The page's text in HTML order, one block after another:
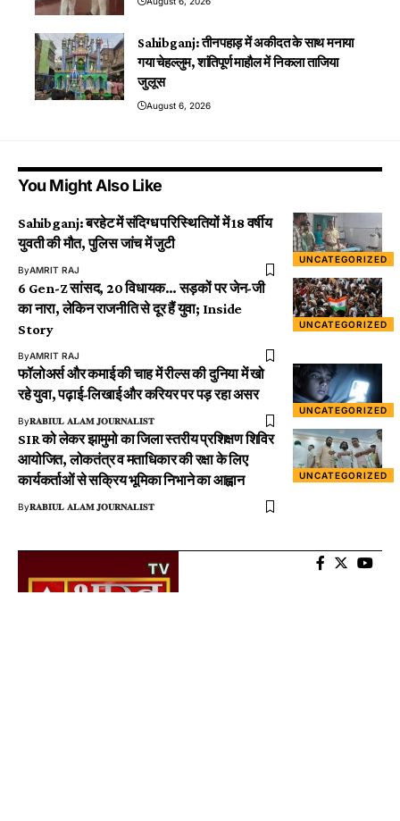
पुलिस ने गुम हुए दो मोबाइल लौटाए
August 6, 2026
Sahibganj: तीनपहाड़ में अकीदत के साथ मनाया
August 6, 2026
You Might Also Like
UNCATEGORIZED
Sahibganj: बरहेट में संदिग्ध परिस्थितियों में 18 वर्षीय
युवती की मौत, पुलिस जांच में जुटी
ByAMRIT RAJ
UNCATEGORIZED
6 Gen-Z सांसद, 20 विधायक… सड़कों पर जेन-जी
का नारा, लेकिन राजनीति से दूर हैं युवा; Inside
Story
ByAMRIT RAJ
UNCATEGORIZED
फॉलोअर्स और कमाई की चाह में रील्स की दुनिया में खो
रहे युवा, पढ़ाई-लिखाई और करियर पर पड़ रहा असर
By𝐑𝐀𝐁𝐈𝐔𝐋 𝐀𝐋𝐀𝐌 𝐉𝐎𝐔𝐑𝐍𝐀𝐋𝐈𝐒𝐓
SIR को लेकर झामुमो का जिला स्तरीय प्रशिक्षण शिविर
𝐑𝐀𝐁𝐈𝐔𝐋 𝐀𝐋𝐀𝐌 𝐉𝐎𝐔𝐑𝐍𝐀𝐋𝐈𝐒𝐓